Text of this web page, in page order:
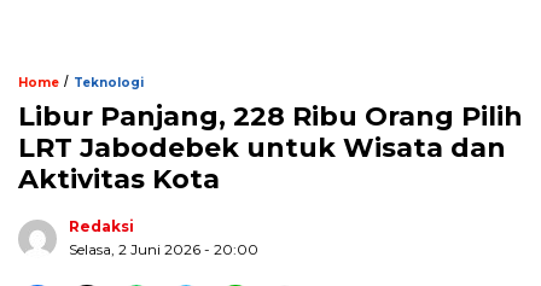
Home / Teknologi
Libur Panjang, 228 Ribu Orang Pilih
LRT Jabodebek untuk Wisata dan
Aktivitas Kota
Redaksi
Selasa, 2 Juni 2026 - 20:00